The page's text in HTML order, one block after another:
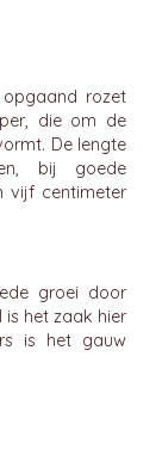
rozet
die om de
De lengte
bij goede
vijf centimeter
groei door
is het zaak hier
is het gauw